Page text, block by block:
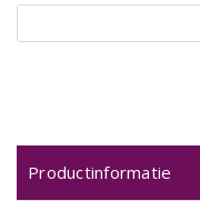
Productinformatie